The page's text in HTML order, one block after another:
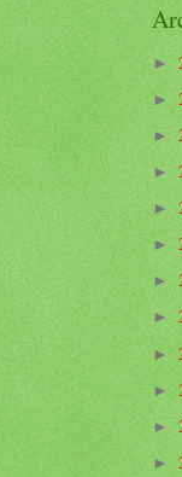
►
►
►
►
►
►
►
►
►
►
►
►